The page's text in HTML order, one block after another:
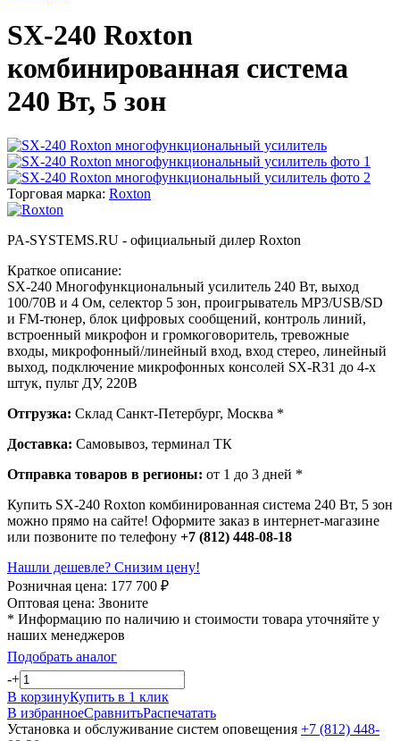
SX-240 Roxton
комбинированная система
240 Вт, 5 зон
Торговая марка: Roxton
PA-SYSTEMS.RU - официальный дилер Roxton
Краткое описание:
SX-240 Многофункциональный усилитель 240 Вт, выход
100/70В и 4 Ом, селектор 5 зон, проигрыватель MP3/USB/SD
и FM-тюнер, блок цифровых сообщений, контроль линий,
встроенный микрофон и громкоговоритель, тревожные
входы, микрофонный/линейный вход, вход стерео, линейный
выход, подключение микрофонных консолей SX-R31 до 4-х
штук, пульт ДУ, 220В
Отгрузка: Склад Санкт-Петербург, Москва *
Доставка: Самовывоз, терминал ТК
Отправка товаров в регионы: от 1 до 3 дней *
Купить SX-240 Roxton комбинированная система 240 Вт, 5 зон
можно прямо на сайте! Оформите заказ в интернет-магазине
или позвоните по телефону +7 (812) 448-08-18
Нашли дешевле? Снизим цену!
Розничная цена: 177 700 ₽
Оптовая цена: Звоните
* Информацию по наличию и стоимости товара уточняйте у
наших менеджеров
Подобрать аналог
-+
В корзинуКупить в 1 клик
В избранноеСравнитьРаспечатать
Установка и обслуживание систем оповещения +7 (812) 448-